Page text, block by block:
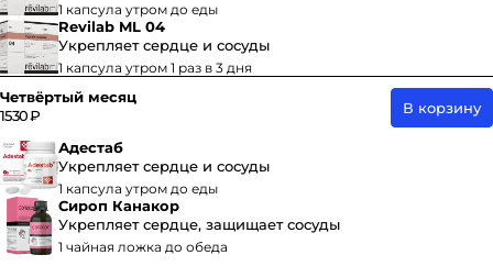
1 капсула утром до еды
Revilab ML 04
Укрепляет сердце и сосуды
1 капсула утром 1 раз в 3 дня
Четвёртый месяц
1530 ₽
В корзину
Адестаб
Укрепляет сердце и сосуды
1 капсула утром до еды
Сироп Канакор
Укрепляет сердце, защищает сосуды
1 чайная ложка до обеда